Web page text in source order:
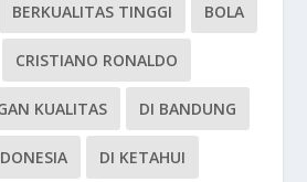
BERKUALITAS TINGGI BOLA
CRISTIANO RONALDO
KUALITAS DI BANDUNG
DI KETAHUI